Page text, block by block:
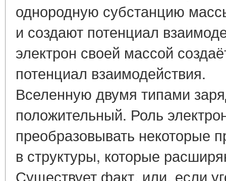
однородную субстанцию
и создают потенциал
электрон своей массой
потенциал
Вселенную двумя типами
положительный. Роль
преобразовывать некоторые
в структуры, которые
Существует факт, или, если